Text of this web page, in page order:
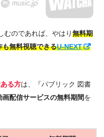
むのであれば、やはり無料期
も無料視聴できるU-NEXT
る方は、『パブリック 図書
画配信サービスの無料期間を